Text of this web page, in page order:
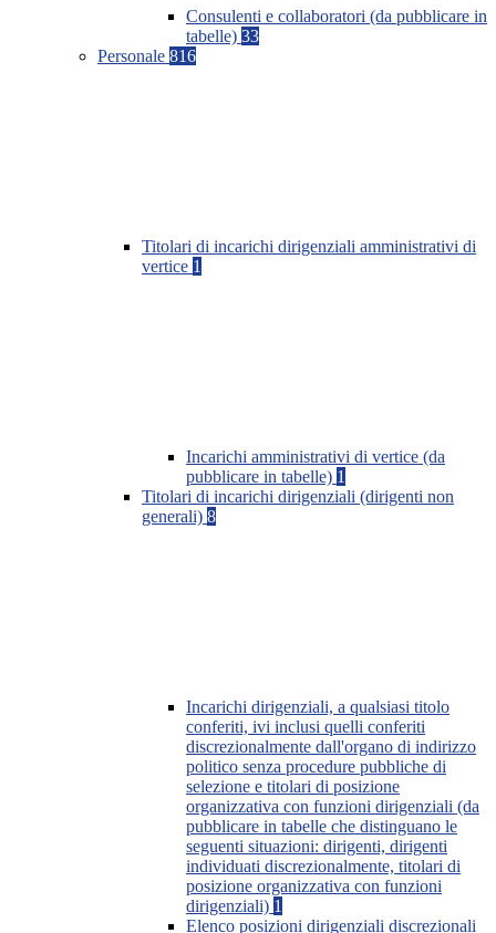
Consulenti e collaboratori (da pubblicare in
tabelle) 33
Personale 816
Titolari di incarichi dirigenziali amministrativi di
vertice 1
Incarichi amministrativi di vertice (da
pubblicare in tabelle) 1
Titolari di incarichi dirigenziali (dirigenti non
generali) 8
Incarichi dirigenziali, a qualsiasi titolo
conferiti, ivi inclusi quelli conferiti
discrezionalmente dall'organo di indirizzo
politico senza procedure pubbliche di
selezione e titolari di posizione
organizzativa con funzioni dirigenziali (da
pubblicare in tabelle che distinguano le
seguenti situazioni: dirigenti, dirigenti
individuati discrezionalmente, titolari di
posizione organizzativa con funzioni
dirigenziali) 1
Elenco posizioni dirigenziali discrezionali